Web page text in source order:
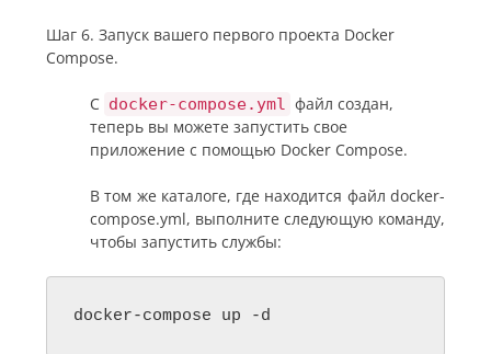
Шаг 6. Запуск вашего первого проекта Docker
Compose.
С docker-compose.yml файл создан,
теперь вы можете запустить свое
приложение с помощью Docker Compose.
В том же каталоге, где находится файл docker-
compose.yml, выполните следующую команду,
чтобы запустить службы:
docker-compose up -d